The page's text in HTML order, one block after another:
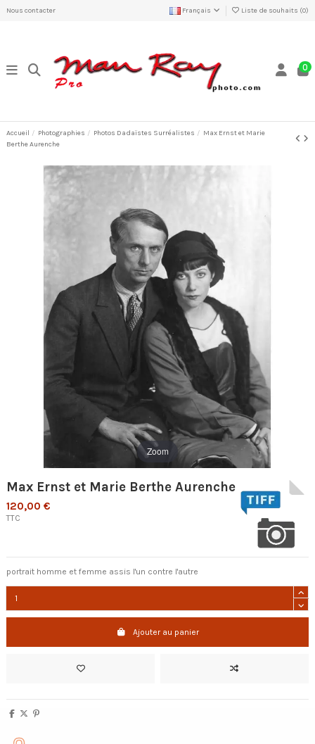
Nous contacter Français Liste de souhaits (0)
0
Accueil Photographies Photos Dadaïstes Surréalistes
Max Ernst et Marie
Berthe Aurenche
Zoom
Max Ernst et Marie Berthe Aurenche
120,00 €
TTC
portrait homme et femme assis l'un contre l'autre
Ajouter au panier